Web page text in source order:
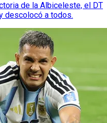
de la Albiceleste, el DT
descolocó a todos.